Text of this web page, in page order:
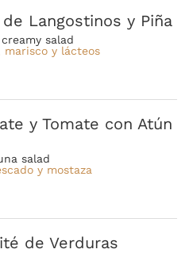
Langostinos y Piña
salad
marisco y lácteos
y Tomate con Atún
salad
y mostaza
de Verduras